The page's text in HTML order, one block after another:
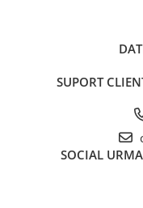
SUPORT
SOCIAL